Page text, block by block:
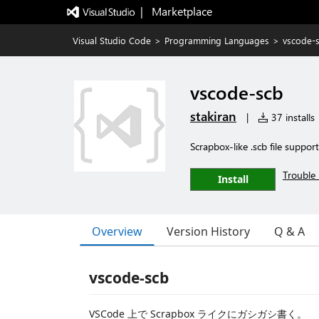
|   Marketplace
Visual Studio Code > Programming Languages > vscode-
vscode-scb
stakiran | 37 installs
Scrapbox-like .scb file
Install Trouble
Overview Version History Q & A
vscode-scb
VSCode 上で Scrapbox ライクにガシガシ書く。